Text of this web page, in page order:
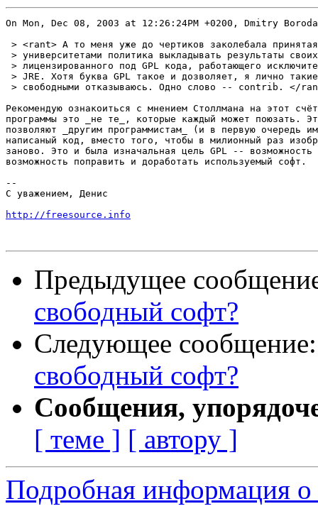
On Mon, Dec 08, 2003 at 12:26:24PM +0200, Dmitry
> <rant> А то меня уже до чертиков заколебала
> университетами политика выкладывать результаты
> лицензированного под GPL кода, работающего
> JRE. Хотя буква GPL такое и дозволяет, я лично
> свободными отказываюсь. Одно слово -- contrib. </
Рекомендую ознакоиться с мнением Столлмана на этот
программы это _не те_, которые каждый может поюзать.
позволяют _другим программистам_ (и в первую очередь
написаный код, вместо того, чтобы в милионный раз
заново. Это и была изначальная цель GPL -- возможность
возможность поправить и доработать используемый софт.
--
С уважением, Денис
http://freesource.info
Предыдущее
свободный софт?
Следующее
свободный софт?
Сообщения,
[ теме ] [ автору ]
Подробная информация о